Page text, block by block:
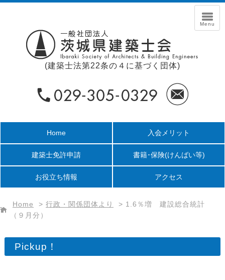
(建築士法第22条の４に基づく団体)
Home 入会メリット
建築士免許申請 書籍･保険(けんばい等)
お役立ち情報 アクセス
Home > 行政・関係団体より > 1.6％増 建設総合統計
（９月分）
Pickup！